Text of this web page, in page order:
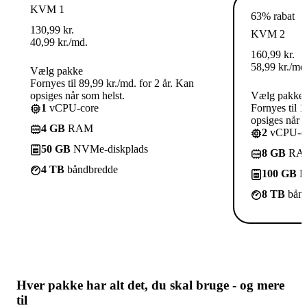
KVM 1
130,99 kr.
40,99 kr./md.
Vælg pakke
Fornyes til 89,99 kr./md. for 2 år. Kan
opsiges når som helst.
1 vCPU-core
4 GB RAM
50 GB NVMe-diskplads
4 TB båndbredde
63% rabat
KVM 2
160,99 kr.
58,99 kr./
Vælg pakke
Fornyes til
opsiges når
2 vCPU-
8 GB
100 GB
8 TB
Hver pakke har alt det, du skal bruge - og mere
til